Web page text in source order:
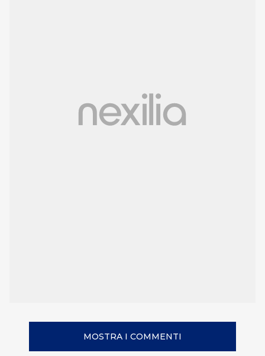
MOSTRA I COMMENTI